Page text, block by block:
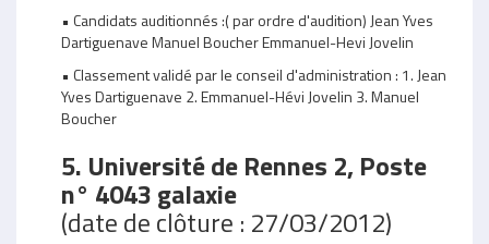
• Candidats auditionnés :( par ordre d'audition) Jean Yves
Dartiguenave Manuel Boucher Emmanuel-Hevi Jovelin
• Classement validé par le conseil d'administration : 1. Jean
Yves Dartiguenave 2. Emmanuel-Hévi Jovelin 3. Manuel
Boucher
5. Université de Rennes 2, Poste
n° 4043 galaxie
(date de clôture : 27/03/2012)